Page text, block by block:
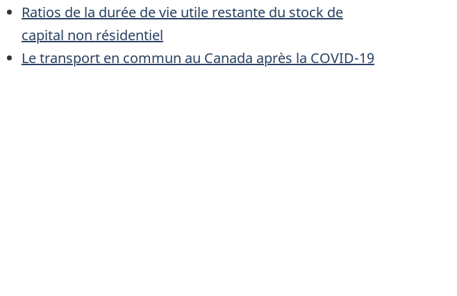
Ratios de la durée de vie utile restante du stock de
capital non résidentiel
Le transport en commun au Canada après la COVID-19